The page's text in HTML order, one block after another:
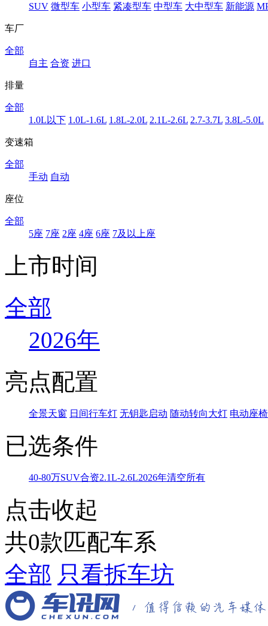
SUV 微型车 小型车 紧凑型车 中型车 大中型车 新能源
车厂
全部
自主 合资 进口
排量
全部
1.0L以下 1.0L-1.6L 1.8L-2.0L 2.1L-2.6L 2.7-3.7L 3.8L-5.0L
变速箱
全部
手动 自动
座位
全部
5座 7座 2座 4座 6座 7及以上座
上市时间
全部
2026年
亮点配置
全景天窗 日间行车灯 无钥匙启动 随动转向大灯 电动座椅
已选条件
40-80万SUV合资2.1L-2.6L2026年清空所有
点击收起
共0款匹配车系
全部 只看拆车坊